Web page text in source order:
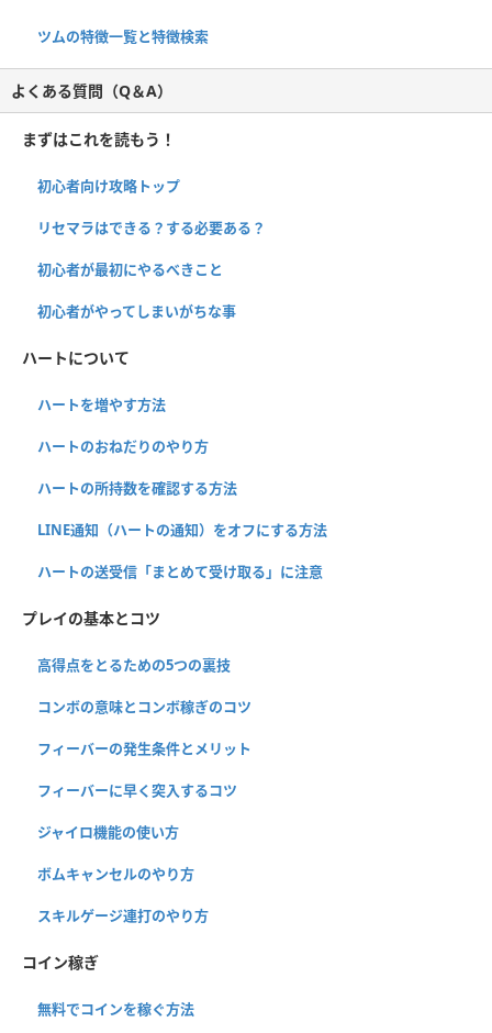
ツムの特徴一覧と特徴検索
よくある質問（Q＆A）
まずはこれを読もう！
初心者向け攻略トップ
リセマラはできる？する必要ある？
初心者が最初にやるべきこと
初心者がやってしまいがちな事
ハートについて
ハートを増やす方法
ハートのおねだりのやり方
ハートの所持数を確認する方法
LINE通知（ハートの通知）をオフにする方法
ハートの送受信「まとめて受け取る」に注意
プレイの基本とコツ
高得点をとるための5つの裏技
コンボの意味とコンボ稼ぎのコツ
フィーバーの発生条件とメリット
フィーバーに早く突入するコツ
ジャイロ機能の使い方
ボムキャンセルのやり方
スキルゲージ連打のやり方
コイン稼ぎ
無料でコインを稼ぐ方法